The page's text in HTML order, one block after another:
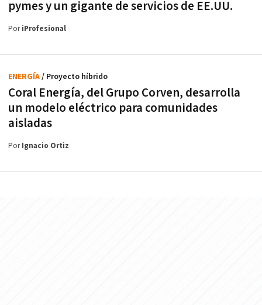
pymes y un gigante de servicios de EE.UU.
PoriProfesional
Coral Energía, del Grupo Corven, desarrolla
un modelo eléctrico para comunidades
aisladas
ENERGÍA/ Proyecto híbrido
PorIgnacio Ortiz